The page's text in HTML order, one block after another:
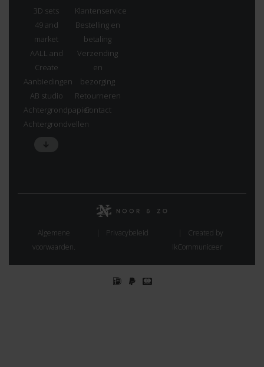
3D sets
49 and
market
AALL and
Create
Aanbiedingen
AB studio
Achtergrondpapier
Achtergrondvellen
Klantenservice
Bestelling en
betaling
Verzending
en
bezorging
Retourneren
Contact
Algemene
voorwaarden.
Privacybeleid
Created by
IkCommuniceer